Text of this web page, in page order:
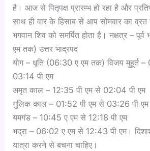
है। आज से पितृपक्ष प्रारम्भ हो रहा है और
साथ ही वार के हिसाब से आप सोमवार का
भगवान शिव को समर्पित होता है। नक्षत्र –
एम तक) उत्तर भाद्रपद
योग – धृति (06:30 ए एम तक) विजय मुहूर्त
03:14 पी एम
अमृत काल – 12:35 पी एम से 02:04 पी एम
गुलिक काल – 01:52 पी एम से 03:26 पी एम
यमगंड – 10:45 ए एम से 12:18 पी एम
भद्रा – 06:02 ए एम से 12:43 पी एम।
यात्रा करने से बचना चाहिए।